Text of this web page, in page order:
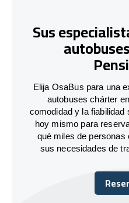
Sus
Elija OsaBus para una
autobuses chárter
comodidad y la fiabilidad
hoy mismo para
qué miles de personas
sus necesidades de